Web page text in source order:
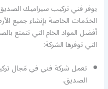
يوفر فني تركيب سيراميك
الخدَمات الخاصة بإنشاء جميع
أفضل المواد الخام التي تتمتع
التي توفرها الشركة:
تعمل شركة فني في مَجال
الصديق.